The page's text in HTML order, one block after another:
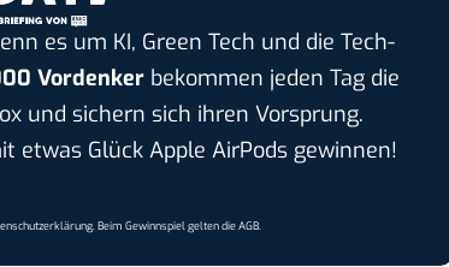
es um KI, Green Tech und die Tech-
Vordenkerbekommen jeden Tag die
und sichern sich ihren Vorsprung.
etwas Glück Apple AirPods gewinnen!
. Beim Gewinnspiel gelten dieAGB.